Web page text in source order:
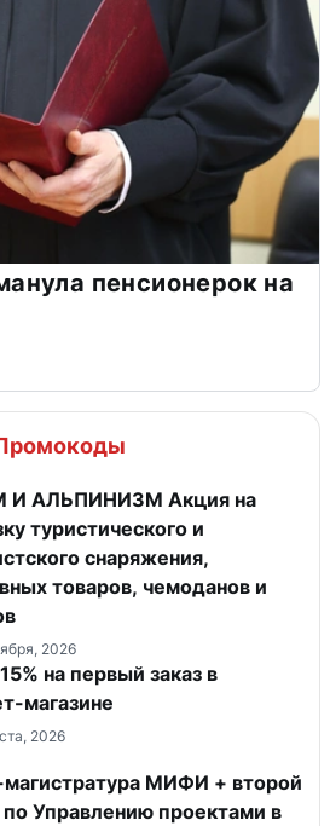
пенсионерок на
И АЛЬПИНИЗМ Акция на
туристического и
снаряжения,
товаров, чемоданов и
2026
на первый заказ в
магазине
2026
МИФИ + второй
Управлению проектами в